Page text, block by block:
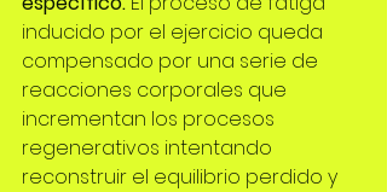
inducido por el ejercicio queda
compensado por una serie de
reacciones corporales que
incrementan los procesos
regenerativos intentando
reconstruir el equilibrio perdido y